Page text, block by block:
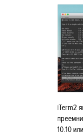
iTerm2
10.10